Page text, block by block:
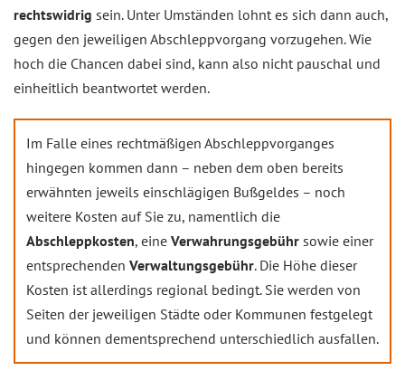
rechtswidrig sein. Unter Umständen lohnt es sich dann auch,
gegen den jeweiligen Abschleppvorgang vorzugehen. Wie
hoch die Chancen dabei sind, kann also nicht pauschal und
einheitlich beantwortet werden.
Im Falle eines rechtmäßigen Abschleppvorganges
hingegen kommen dann – neben dem oben bereits
erwähnten jeweils einschlägigen Bußgeldes – noch
weitere Kosten auf Sie zu, namentlich die
Abschleppkosten, eine Verwahrungsgebühr sowie einer
entsprechenden Verwaltungsgebühr. Die Höhe dieser
Kosten ist allerdings regional bedingt. Sie werden von
Seiten der jeweiligen Städte oder Kommunen festgelegt
und können dementsprechend unterschiedlich ausfallen.